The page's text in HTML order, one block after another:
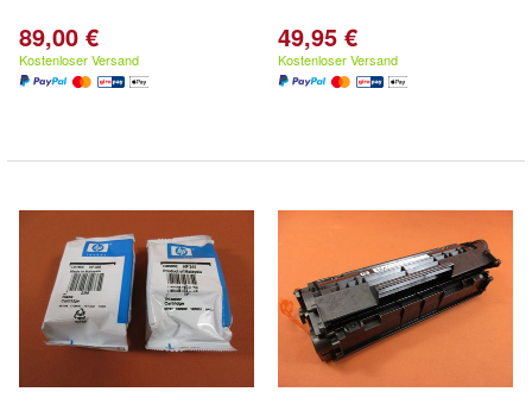
89,00 €
Kostenloser Versand
49,95 €
Kostenloser Versand